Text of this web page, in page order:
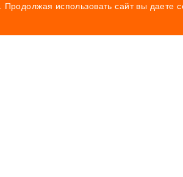
использовать сайт вы даете